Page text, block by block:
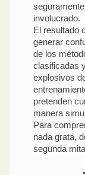
involucrado.
El resultado
generar
de los
clasificadas
explosivos
pretenden
manera
Para
nada grata,
segunda